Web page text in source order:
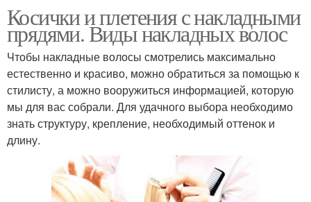
Косички и плетения с накладными
прядями. Виды накладных волос
Чтобы накладные волосы смотрелись максимально
естественно и красиво, можно обратиться за помощью к
стилисту, а можно вооружиться информацией, которую
мы для вас собрали. Для удачного выбора необходимо
знать структуру, крепление, необходимый оттенок и
длину.